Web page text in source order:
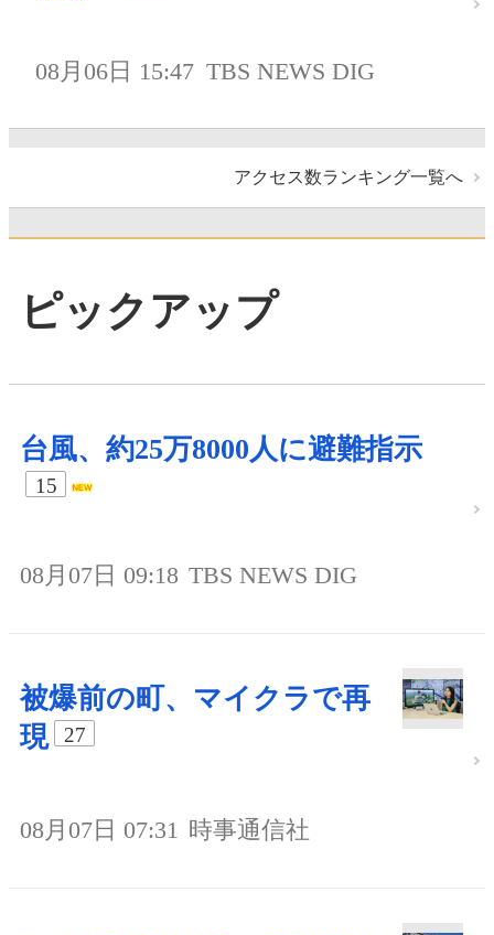
08月06日 15:47 TBS NEWS DIG
アクセス数ランキング一覧へ
ピックアップ
台風、約25万8000人に避難指示
15
08月07日 09:18 TBS NEWS DIG
被爆前の町、マイクラで再
現
27
08月07日 07:31 時事通信社